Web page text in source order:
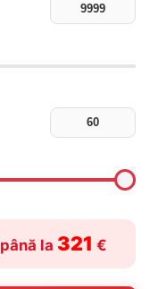
până la 321 €